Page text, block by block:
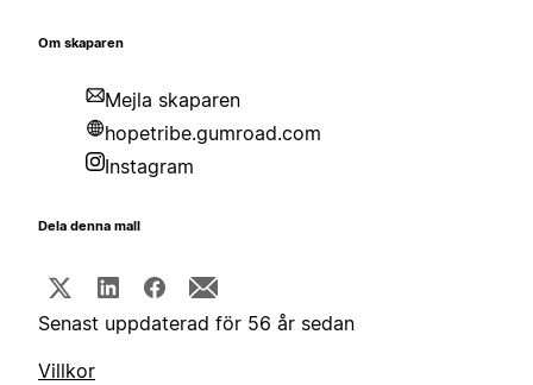
Om skaparen
Mejla skaparen
hopetribe.gumroad.com
Instagram
Dela denna mall
Senast uppdaterad för 56 år sedan
Villkor